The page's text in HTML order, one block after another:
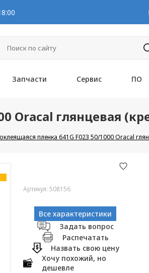
Запчасти Сервис ПО
Oracal глянцевая
пленка 641G F023 50/1000 Oracal
Артикул: 508156
Все характеристики
Задать вопрос
Распечатать
Назвать свою цену
Хочу похожий, но
дешевле